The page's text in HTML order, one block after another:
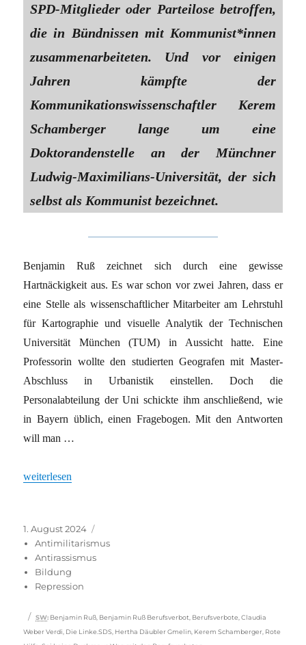
SPD-Mitglieder oder Parteilose betroffen,
die in Bündnissen mit Kommunist*innen
zusammenarbeiteten. Und vor einigen
Jahren kämpfte der
Kommunikationswissenschaftler Kerem
Schamberger lange um eine
Doktorandenstelle an der Münchner
Ludwig-Maximilians-Universität, der sich
selbst als Kommunist bezeichnet.
Benjamin Ruß zeichnet sich durch eine gewisse
Hartnäckigkeit aus. Es war schon vor zwei Jahren, dass er
eine Stelle als wissenschaftlicher Mitarbeiter am Lehrstuhl
für Kartographie und visuelle Analytik der Technischen
Universität München (TUM) in Aussicht hatte. Eine
Professorin wollte den studierten Geografen mit Master-
Abschluss in Urbanistik einstellen. Doch die
Personalabteilung der Uni schickte ihm anschließend, wie
in Bayern üblich, einen Fragebogen. Mit den Antworten
will man …
„Antikapitalismus als Ausschlusskriterium“
weiterlesen
Veröffentlicht
am
1. August 2024
Antimilitarismus
Antirassismus
Bildung
Repression
Schlagwörter
SW: Benjamin Ruß Benjamin Ruß Berufsverbot Berufsverbote ,Claudia
Weber Verdi Die Linke.SDS Hertha Däubler Gmelin Kerem Schamberger Rote